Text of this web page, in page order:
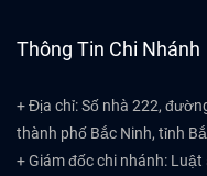
Thông Tin Chi Nhánh
+ Địa chỉ: Số nhà 222,
thành phố Bắc Ninh, tỉnh
+ Giám đốc chi nhánh: Luật